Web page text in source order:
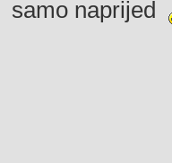
samo naprijed